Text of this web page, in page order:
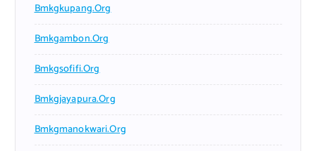
Bmkgkupang.org
Bmkgambon.org
Bmkgsofifi.org
Bmkgjayapura.org
Bmkgmanokwari.org